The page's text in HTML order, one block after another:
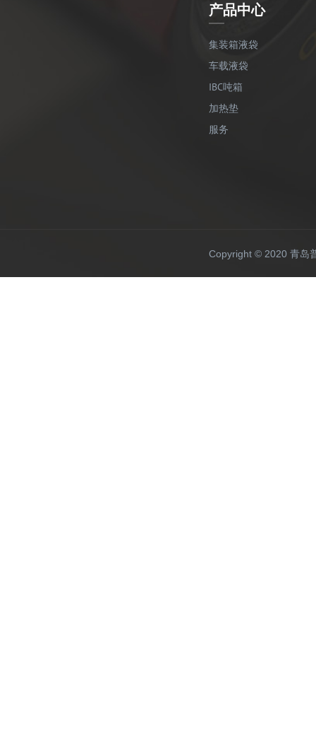
产品中心
集装箱液袋
车载液袋
IBC吨箱
加热垫
服务
Copyright © 2020 青岛